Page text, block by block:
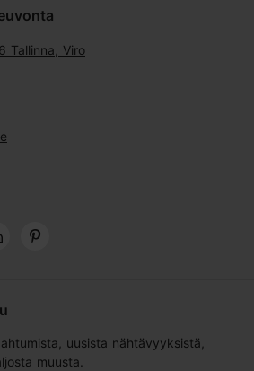
Tallinna, Viro
uusista nähtävyyksistä,
muusta.